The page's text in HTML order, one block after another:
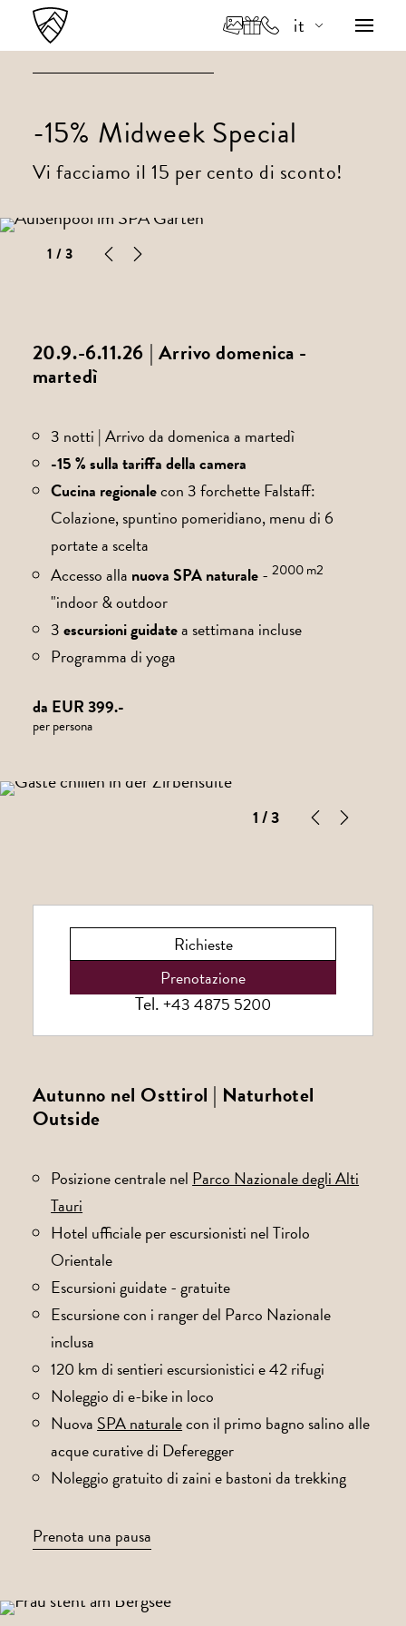
it
de
-15% Midweek Special
Vi facciamo il 15 per cento di sconto!
1 / 3
1/ 3
20.9.-6.11.26 | Arrivo domenica -
martedì
3 notti | Arrivo da domenica a martedì
-15 % sulla tariffa della camera
Cucina regionalecon 3 forchette Falstaff:
Colazione, spuntino pomeridiano, menu di 6
portate a scelta
Accesso alla nuova SPA naturale-2000 m2
"indoor & outdoor
3escursioni guidatea settimana incluse
Programma di yoga
da EUR 399.-
per persona
Tel.+43 4875 5200
Richieste
Prenotazione
Autunno nel Osttirol | Naturhotel
Outside
Posizione centrale nel Parco Nazionale degli Alti
Tauri
Hotel ufficiale per escursionisti nel Tirolo
Orientale
Escursioni guidate - gratuite
Escursione con i ranger del Parco Nazionale
inclusa
120 km di sentieri escursionistici e 42 rifugi
Noleggio di e-bike in loco
Nuova SPA naturalecon il primo bagno salino alle
acque curative di Deferegger
Noleggio gratuito di zaini e bastoni da trekking
Prenota una pausa